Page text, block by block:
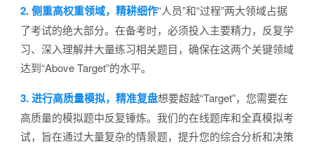
2. 侧重高权重领域，精耕细作“人员”和“过程”两大领域占据
了考试的绝大部分。在备考时，必须投入主要精力，反复学
习、深入理解并大量练习相关题目，确保在这两个关键领域
达到“Above Target”的水平。
3. 进行高质量模拟，精准复盘想要超越“Target”，您需要在
高质量的模拟题中反复锤炼。我们的在线题库和全真模拟考
试，旨在通过大量复杂的情景题，提升您的综合分析和决策